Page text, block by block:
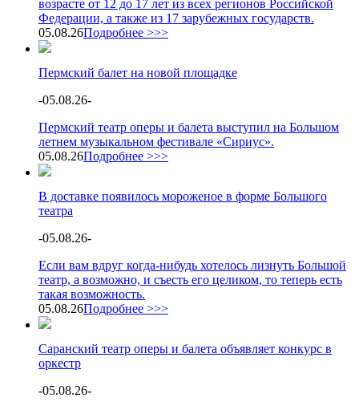
возрасте от 12 до 17 лет из всех регионов Российской
Федерации, а также из 17 зарубежных государств.
05.08.26Подробнее >>>
Пермский балет на новой площадке
-05.08.26-
Пермский театр оперы и балета выступил на Большом
летнем музыкальном фестивале «Сириус».
05.08.26Подробнее >>>
В доставке появилось мороженое в форме Большого
театра
-05.08.26-
Если вам вдруг когда-нибудь хотелось лизнуть Большой
театр, а возможно, и съесть его целиком, то теперь есть
такая возможность.
05.08.26Подробнее >>>
Саранский театр оперы и балета объявляет конкурс в
оркестр
-05.08.26-